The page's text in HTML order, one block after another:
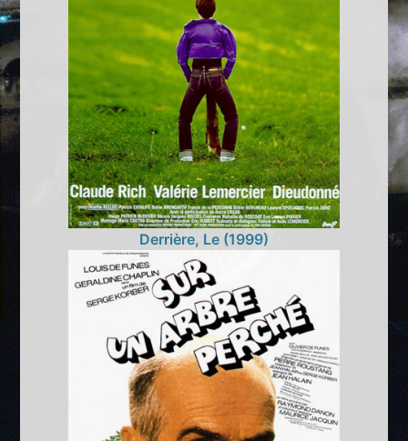
Derrière, Le (1999)